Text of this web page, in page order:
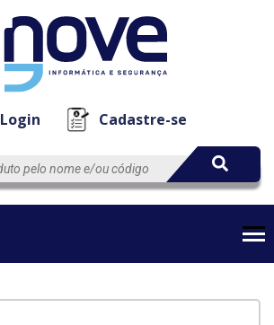
Login Cadastre-se
EmpresaAutomação